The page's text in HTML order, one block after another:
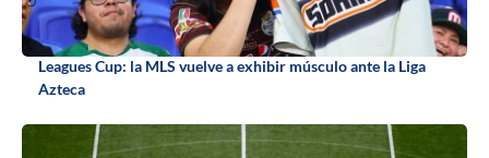
Leagues Cup: la MLS vuelve a exhibir músculo ante la Liga
Azteca